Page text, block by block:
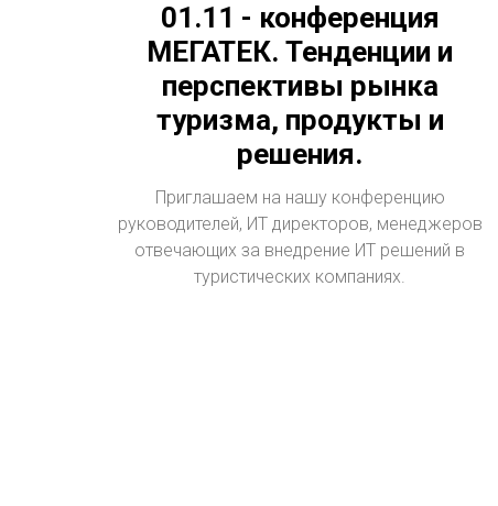
01.11 - конференция
МЕГАТЕК. Тенденции и
перспективы рынка
туризма, продукты и
решения.
Приглашаем на нашу конференцию
руководителей, ИТ директоров, менеджеров
отвечающих за внедрение ИТ решений в
туристических компаниях.